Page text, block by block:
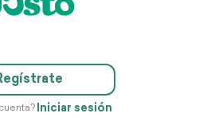
Iniciar sesión